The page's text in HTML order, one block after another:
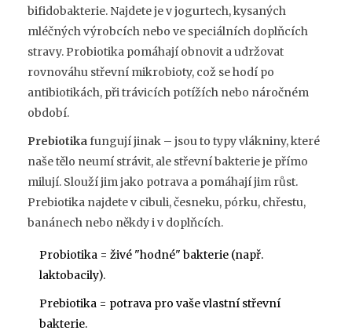
bifidobakterie. Najdete je v jogurtech, kysaných
mléčných výrobcích nebo ve speciálních doplňcích
stravy. Probiotika pomáhají obnovit a udržovat
rovnováhu střevní mikrobioty, což se hodí po
antibiotikách, při trávicích potížích nebo náročném
období.
Prebiotikafungují jinak – jsou to typy vlákniny, které
naše tělo neumí strávit, ale střevní bakterie je přímo
milují. Slouží jim jako potrava a pomáhají jim růst.
Prebiotika najdete v cibuli, česneku, pórku, chřestu,
banánech nebo někdy i v doplňcích.
Probiotika = živé "hodné" bakterie (např.
laktobacily).
Prebiotika = potrava pro vaše vlastní střevní
bakterie.